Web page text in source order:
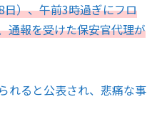
）、午前3時過ぎにフロ
通報を受けた保安官代理が
れると公表され、悲痛な事